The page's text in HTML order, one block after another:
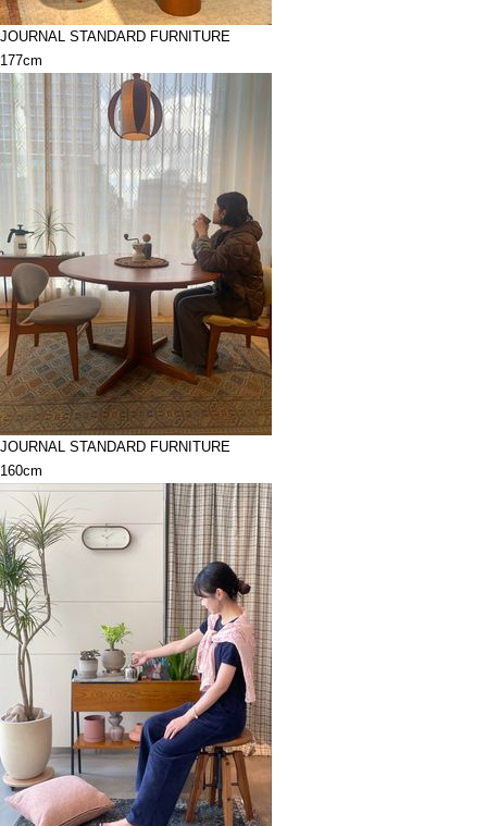
JOURNAL STANDARD FURNITURE
177cm
JOURNAL STANDARD FURNITURE
160cm